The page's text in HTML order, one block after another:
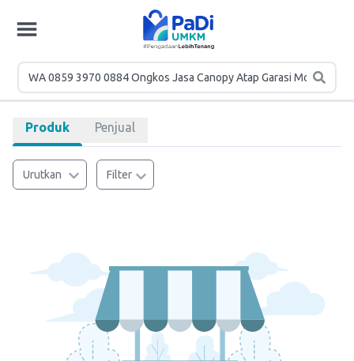
Produk Penjual
Urutkan Filter